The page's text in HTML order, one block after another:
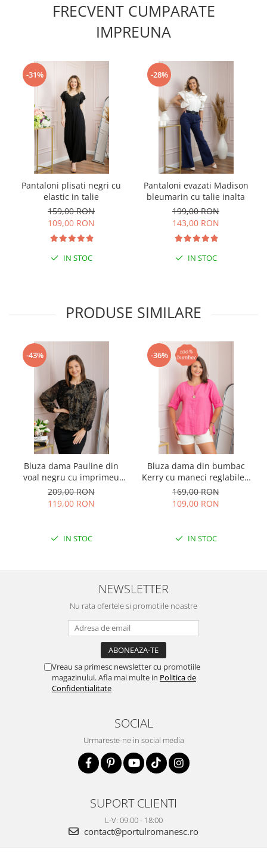
FRECVENT CUMPARATE
IMPREUNA
-31%
Pantaloni plisati negri cu
elastic in talie
159,00 RON
109,00 RON
IN STOC
-28%
Pantaloni evazati Madison
bleumarin cu talie inalta
199,00 RON
143,00 RON
IN STOC
PRODUSE SIMILARE
-43%
Bluza dama Pauline din
voal negru cu imprimeu
floral auriu
209,00 RON
119,00 RON
IN STOC
-36%
Bluza dama din bumbac
Kerry cu maneci reglabile -
Roz
169,00 RON
109,00 RON
IN STOC
NEWSLETTER
Nu rata ofertele si promotiile noastre
Vreau sa primesc newsletter cu promotiile
magazinului. Afla mai multe in Politica de
Confidentialitate
SOCIAL
Urmareste-ne in social media
SUPORT CLIENTI
L-V: 09:00 - 18:00
contact@portulromanesc.ro